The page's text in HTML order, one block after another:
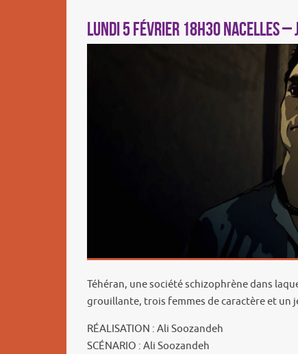
LUNDI 5 FÉVRIER 18h30 NACELLES –
Téhéran, une société schizophrène dans
grouillante, trois femmes de caractère et un
RÉALISATION : Ali Soozandeh
SCÉNARIO : Ali Soozandeh